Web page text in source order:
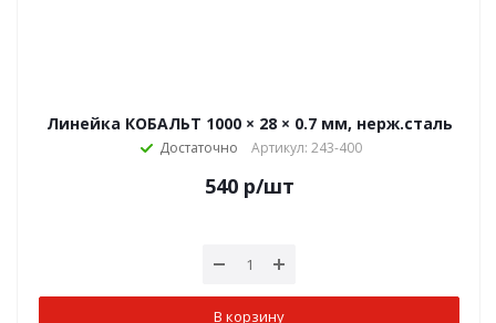
Линейка КОБАЛЬТ 1000 × 28 × 0.7 мм, нерж.сталь
Достаточно Артикул: 243-400
540р/шт
В корзину